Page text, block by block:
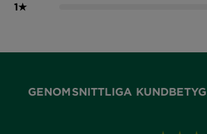
1★
GENOMSNITTLIGA KUNDBETYG